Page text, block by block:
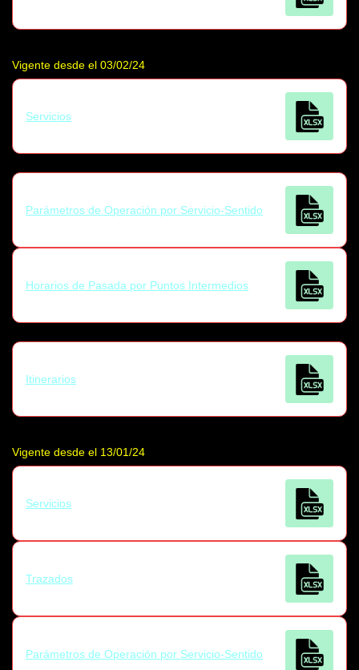
Vigente desde el 03/02/24
Servicios
Parámetros de Operación por Servicio-Sentido
Horarios de Pasada por Puntos Intermedios
Itinerarios
Vigente desde el 13/01/24
Servicios
Trazados
Parámetros de Operación por Servicio-Sentido